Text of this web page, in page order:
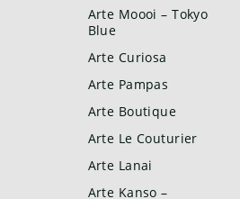
Arte Moooi – Tokyo
Blue
Arte Curiosa
Arte Pampas
Arte Boutique
Arte Le Couturier
Arte Lanai
Arte Kanso –